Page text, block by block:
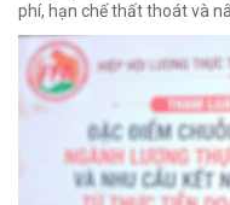
phí, hạn chế thất thoát và